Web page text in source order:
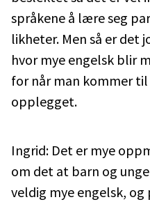
språkene å lære seg
likheter. Men så er det
hvor mye engelsk blir
for når man kommer
opplegget.
Ingrid: Det er mye
om det at barn og
veldig mye engelsk, og